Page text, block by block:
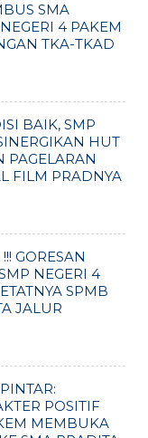
SMA
4 PAKEM
TKA-TKAD
BAIK, SMP
HUT
PAGELARAN
FILM PRADNYA
GORESAN
NEGERI 4
SPMB
JALUR
POSITIF
MEMBUKA